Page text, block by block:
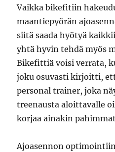
Vaikka bikefitiin
maantiepyörän
siitä saada hyötyä
yhtä hyvin tehdä myös
Bikefittiä voisi verrata,
joku osuvasti kirjoitti,
personal trainer, joka
treenausta aloittavalle
korjaa ainakin
Ajoasennon